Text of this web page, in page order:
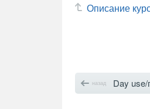
Описание
назад Day